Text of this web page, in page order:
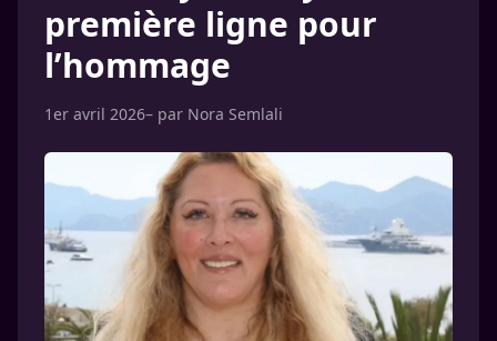
première ligne pour
l’hommage
1er avril 2026– par Nora Semlali